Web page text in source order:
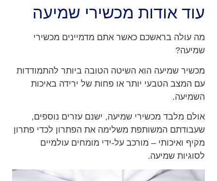
עוד אודות מכשירי שמיעה
מה עולה בראשכם כאשר אתם מדמיינים מכשירי
שמיעה?
מכשיר שמיעה הוא השיטה הטובה ביותר להתמודדות
עם המצב הטבעי יותר או פחות של ירידה באיכות
השמיעה.
אולם מלבד מכשירי שמיעה, ישנם עזרים נוספים,
שעבודתם המשותפת משלימה את הפתרון לכדי פתרון
מקיף ואיכותי – מורכב על-ידי מומחים עולמיים
לסוגיות שמיעה.